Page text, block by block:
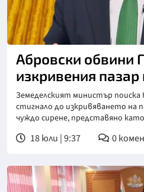
Снимка: Нова телевизия
Абровски обвини
изкривения
Земеделският министър поиска
стигнало до изкривяването на
чуждо сирене, представяно
18 юли | 9:37 0